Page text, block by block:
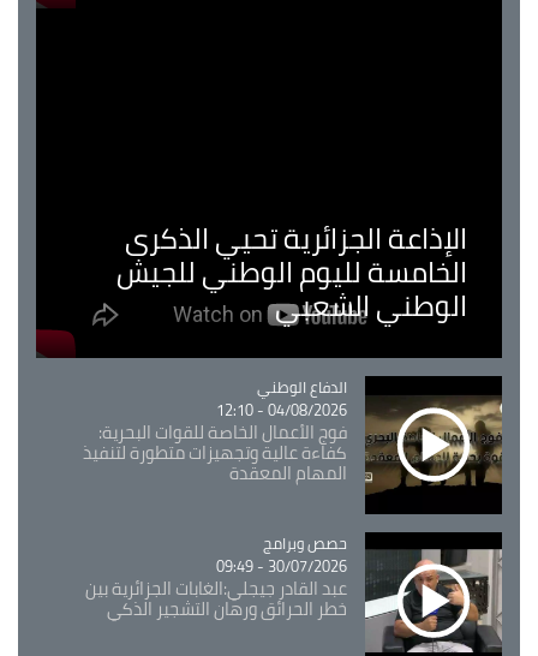
الإذاعة الجزائرية تحيي الذكرى
الخامسة لليوم الوطني للجيش
الوطني الشعبي
Catégorie
الدفاع الوطني
04/08/2026 - 12:10
فوج الأعمال الخاصة للقوات البحرية:
كفاءة عالية وتجهيزات متطورة لتنفيذ
المهام المعقدة
Catégorie
حصص وبرامج
30/07/2026 - 09:49
عبد القادر جيجلي:الغابات الجزائرية بين
خطر الحرائق ورهان التشجير الذكي